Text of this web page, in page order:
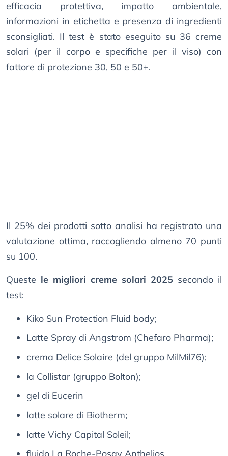
efficacia protettiva, impatto ambientale,
informazioni in etichetta e presenza di ingredienti
sconsigliati. Il test è stato eseguito su 36 creme
solari (per il corpo e specifiche per il viso) con
fattore di protezione 30, 50 e 50+.
Il 25% dei prodotti sotto analisi ha registrato una
valutazione ottima, raccogliendo almeno 70 punti
su 100.
Queste le migliori creme solari 2025 secondo il
test:
Kiko Sun Protection Fluid body;
Latte Spray di Angstrom (Chefaro Pharma);
crema Delice Solaire (del gruppo MilMil76);
la Collistar (gruppo Bolton);
gel di Eucerin
latte solare di Biotherm;
latte Vichy Capital Soleil;